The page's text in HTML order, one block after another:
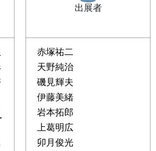
出展者
赤塚祐二
天野純治
磯見輝夫
伊藤美緒
岩本拓郎
上葛明広
卯月俊光